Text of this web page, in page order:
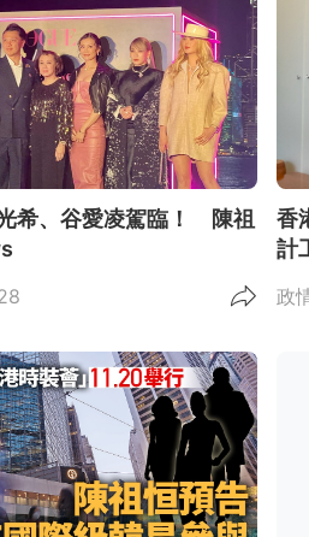
希、谷愛凌駕臨！ 陳祖
香
計
政